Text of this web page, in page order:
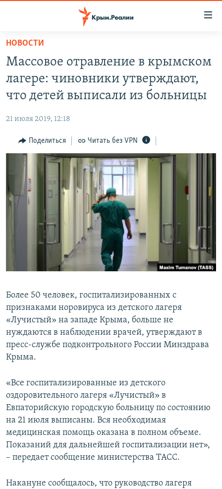
Вернуться
основному
содержанию
Вернутся
главной
Вернутся
поиску
11 ЛЕТ ОККУПАЦИИ КРЫМА. 11 ИСТОРИЙ СОПРОТИВЛЕНИЯ
ЕЩЕ
ИНТЕРАКТИВ
ИНФОГРАФИКА
ТЕЛЕПРОЕКТ КРЫМ.РЕАЛИИ
СОВЕТЫ ПРАВОЗАЩИТНИКОВ
ПРОПАВШИЕ БЕЗ ВЕСТИ
ПОБЕДИТЕЛЕЙ НЕ СУДЯТ?
КРЫМ.НЕПОКОРЕННЫЙ
РАДІО СВОБОДА
КАК ОБОЙТИ БЛОКИРОВКУ
Українською
Qırımtatar
ПРИСОЕДИНЯЙТЕСЬ!
Все сайты RFE/RL
НОВОСТИ
Массовое отравление в крымском
лагере: чиновники утверждают,
что детей выписали из больницы
21 июля 2019, 12:18
Поделиться Читать без VPN
Более 50 человек, госпитализированных с
признаками норовируса из детского лагеря
«Лучистый» на западе Крыма, больше не
нуждаются в наблюдении врачей, утверждают в
пресс-службе подконтрольного России Минздрава
Крыма.
«Все госпитализированные из детского
оздоровительного лагеря «Лучистый» в
Евпаторийскую городскую больницу по состоянию
на 21 июля выписаны. Вся необходимая
медицинская помощь оказана в полном объеме.
Показаний для дальнейшей госпитализации нет»,
– передает сообщение министерства ТАСС.
Накануне сообщалось, что руководство лагеря